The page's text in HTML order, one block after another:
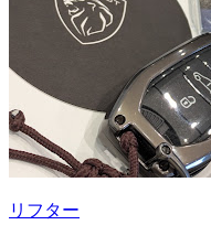
リフター